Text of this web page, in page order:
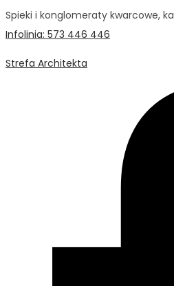
Spieki i konglomeraty kwarcowe,
Infolinia: 573 446 446
Strefa Architekta